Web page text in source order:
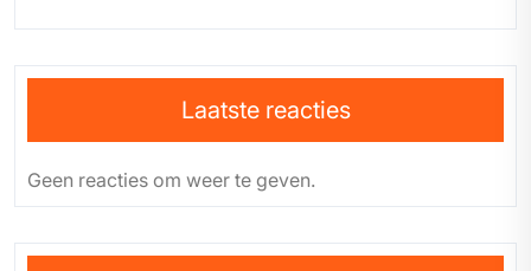
Laatste reacties
Geen reacties om weer te geven.